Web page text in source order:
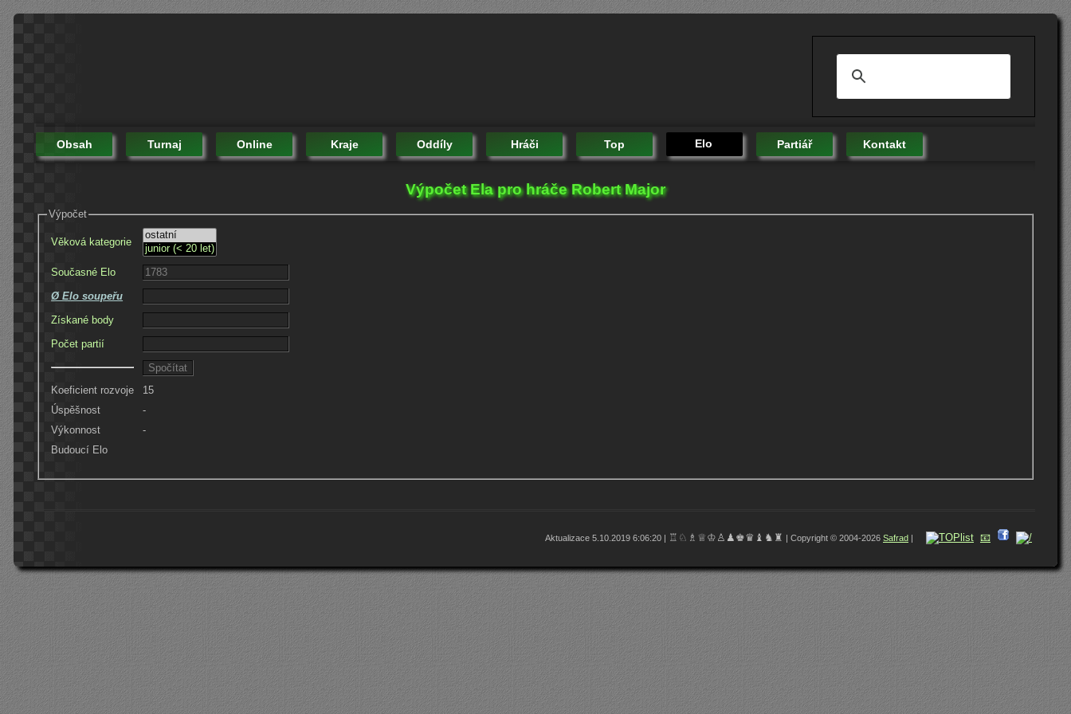
Obsah Turnaj Online Kraje Oddíly Hráči Top Elo Partiář Kontakt
Výpočet Ela pro hráče Robert Major
Výpočet
Věková kategorie
Současné Elo
Ø Elo soupeřu
Získané body
Počet partií
Koeficient rozvoje
15
Úspěšnost
-
Výkonnost
-
Budoucí Elo
Aktualizace 5.10.2019 6:06:20 | ♖♘♗♕♔♙♟♚♛♝♞♜ | Copyright © 2004-2026 Safrad | 📧